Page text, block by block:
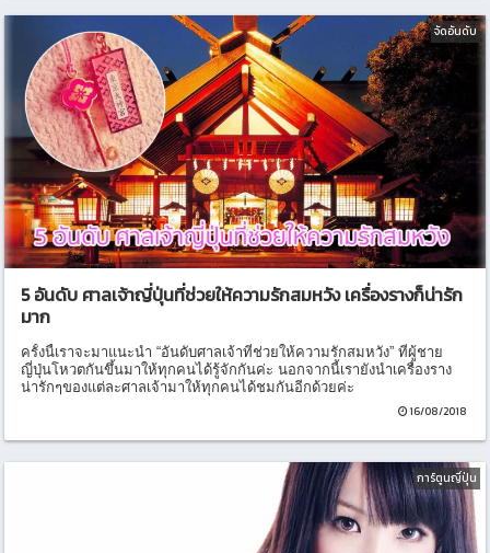
จัดอันดับ
5 อันดับ ศาลเจ้าญี่ปุ่นที่ช่วยให้ความรักสมหวัง เครื่องรางก็น่ารัก
มาก
ครั้งนี้เราจะมาแนะนำ “อันดับศาลเจ้าที่ช่วยให้ความรักสมหวัง” ที่ผู้ชาย
ญี่ปุ่นโหวตกันขึ้นมาให้ทุกคนได้รู้จักกันค่ะ นอกจากนี้เรายังนำเครื่องราง
น่ารักๆของแต่ละศาลเจ้ามาให้ทุกคนได้ชมกันอีกด้วยค่ะ
16/08/2018
การ์ตูนญี่ปุ่น